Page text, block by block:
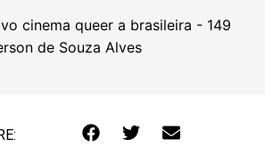
cinema queer a brasileira - 149
de Souza Alves